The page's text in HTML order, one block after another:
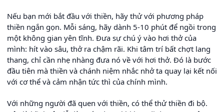
Nếu bạn mới bắt đầu với thiền, hãy thử với phương pháp
thiền ngắn gọn. Mỗi sáng, hãy dành 5-10 phút để ngồi trong
một không gian yên tĩnh. Đưa sự chú ý vào hơi thở của
mình: hít vào sâu, thở ra chậm rãi. Khi tâm trí bất chợt lang
thang, chỉ cần nhẹ nhàng đưa nó về với hơi thở. Đó là bước
đầu tiên mà thiền và chánh niệm nhắc nhở ta quay lại kết nối
với cơ thể và cảm nhận tức thì của chính mình.
Với những người đã quen với thiền, có thể thử thiền đi bộ.